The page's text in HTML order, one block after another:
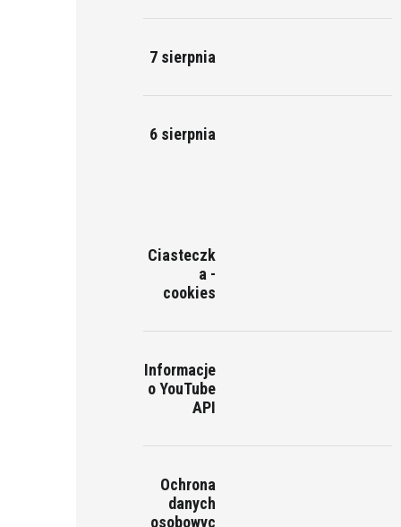
7 sierpnia
6 sierpnia
Ciasteczk
a -
cookies
Informacje
o YouTube
API
Ochrona
danych
osobowyc